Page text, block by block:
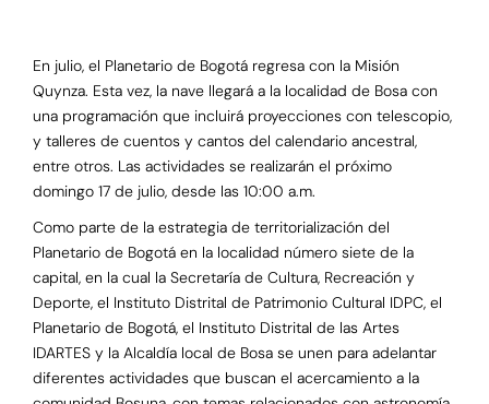
En julio, el Planetario de Bogotá regresa con la Misión
Quynza. Esta vez, la nave llegará a la localidad de Bosa con
una programación que incluirá proyecciones con telescopio,
y talleres de cuentos y cantos del calendario ancestral,
entre otros. Las actividades se realizarán el próximo
domingo 17 de julio, desde las 10:00 a.m.
Como parte de la estrategia de territorialización del
Planetario de Bogotá en la localidad número siete de la
capital, en la cual la Secretaría de Cultura, Recreación y
Deporte, el Instituto Distrital de Patrimonio Cultural IDPC, el
Planetario de Bogotá, el Instituto Distrital de las Artes
IDARTES y la Alcaldía local de Bosa se unen para adelantar
diferentes actividades que buscan el acercamiento a la